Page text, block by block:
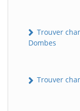
Trouver
Dombes
Trouver